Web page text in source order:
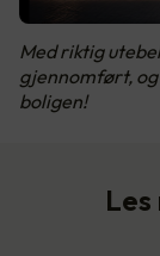
Med riktig
gjennomført,
boligen!